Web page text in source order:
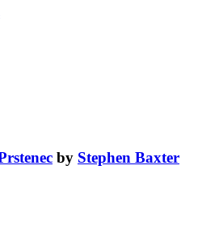
by Stephen Baxter